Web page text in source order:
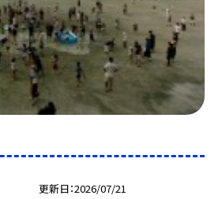
更新日 2026/07/21